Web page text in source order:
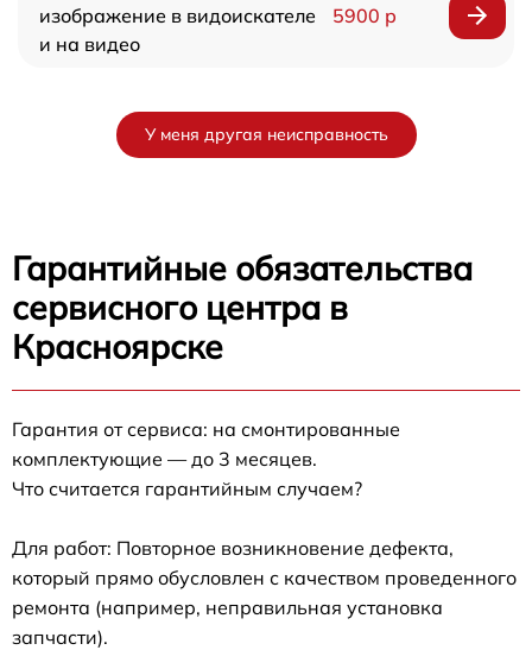
изображение в видоискателе
и на видео
5900 р
У меня другая неисправность
Гарантийные обязательства
сервисного центра в
Красноярске
Гарантия от сервиса: на смонтированные
комплектующие — до 3 месяцев.
Что считается гарантийным случаем?
Для работ: Повторное возникновение дефекта,
который прямо обусловлен с качеством проведенного
ремонта (например, неправильная установка
запчасти).